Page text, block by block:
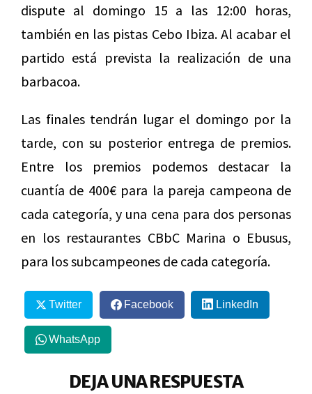
dispute al domingo 15 a las 12:00 horas,
también en las pistas Cebo Ibiza. Al acabar el
partido está prevista la realización de una
barbacoa.
Las finales tendrán lugar el domingo por la
tarde, con su posterior entrega de premios.
Entre los premios podemos destacar la
cuantía de 400€ para la pareja campeona de
cada categoría, y una cena para dos personas
en los restaurantes CBbC Marina o Ebusus,
para los subcampeones de cada categoría.
Twitter Facebook LinkedIn
WhatsApp
DEJA UNA RESPUESTA